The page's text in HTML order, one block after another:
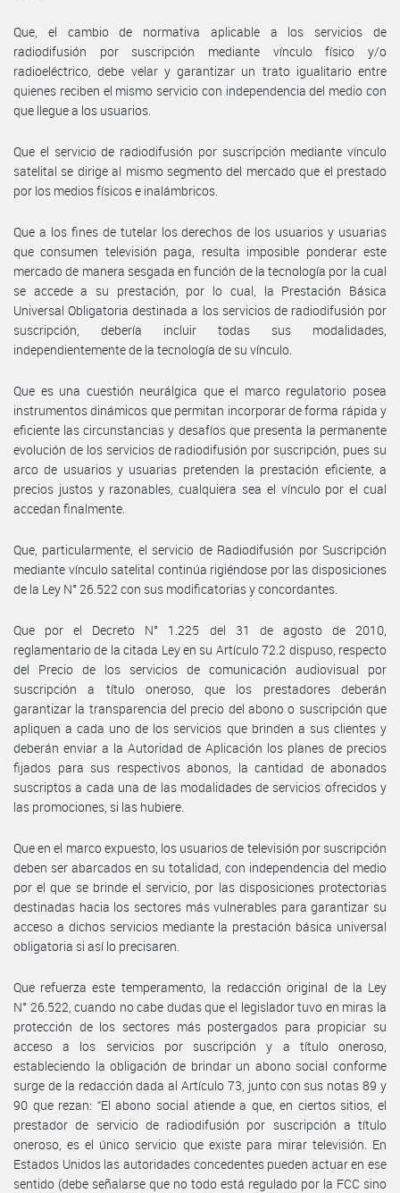
Que, el cambio de normativa aplicable a los servicios de
radiodifusión por suscripción mediante vínculo físico y/o
radioeléctrico, debe velar y garantizar un trato igualitario entre
quienes reciben el mismo servicio con independencia del medio con
que llegue a los usuarios.
Que el servicio de radiodifusión por suscripción mediante vínculo
satelital se dirige al mismo segmento del mercado que el prestado
por los medios físicos e inalámbricos.
Que a los fines de tutelar los derechos de los usuarios y usuarias
que consumen televisión paga, resulta imposible ponderar este
mercado de manera sesgada en función de la tecnología por la cual
se accede a su prestación, por lo cual, la Prestación Básica
Universal Obligatoria destinada a los servicios de radiodifusión por
suscripción, debería incluir todas sus modalidades,
independientemente de la tecnología de su vínculo.
Que es una cuestión neurálgica que el marco regulatorio posea
instrumentos dinámicos que permitan incorporar de forma rápida y
eficiente las circunstancias y desafíos que presenta la permanente
evolución de los servicios de radiodifusión por suscripción, pues su
arco de usuarios y usuarias pretenden la prestación eficiente, a
precios justos y razonables, cualquiera sea el vínculo por el cual
accedan finalmente.
Que, particularmente, el servicio de Radiodifusión por Suscripción
mediante vínculo satelital continúa rigiéndose por las disposiciones
de la Ley N° 26.522 con sus modificatorias y concordantes.
Que por el Decreto N° 1.225 del 31 de agosto de 2010,
reglamentario de la citada Ley en su Artículo 72.2 dispuso, respecto
del Precio de los servicios de comunicación audiovisual por
suscripción a título oneroso, que los prestadores deberán
garantizar la transparencia del precio del abono o suscripción que
apliquen a cada uno de los servicios que brinden a sus clientes y
deberán enviar a la Autoridad de Aplicación los planes de precios
fijados para sus respectivos abonos, la cantidad de abonados
suscriptos a cada una de las modalidades de servicios ofrecidos y
las promociones, si las hubiere.
Que en el marco expuesto, los usuarios de televisión por suscripción
deben ser abarcados en su totalidad, con independencia del medio
por el que se brinde el servicio, por las disposiciones protectorias
destinadas hacia los sectores más vulnerables para garantizar su
acceso a dichos servicios mediante la prestación básica universal
obligatoria si así lo precisaren.
Que refuerza este temperamento, la redacción original de la Ley
N° 26.522, cuando no cabe dudas que el legislador tuvo en miras la
protección de los sectores más postergados para propiciar su
acceso a los servicios por suscripción y a título oneroso,
estableciendo la obligación de brindar un abono social conforme
surge de la redacción dada al Artículo 73, junto con sus notas 89 y
90 que rezan: “El abono social atiende a que, en ciertos sitios, el
prestador de servicio de radiodifusión por suscripción a título
oneroso, es el único servicio que existe para mirar televisión. En
Estados Unidos las autoridades concedentes pueden actuar en ese
sentido (debe señalarse que no todo está regulado por la FCC sino